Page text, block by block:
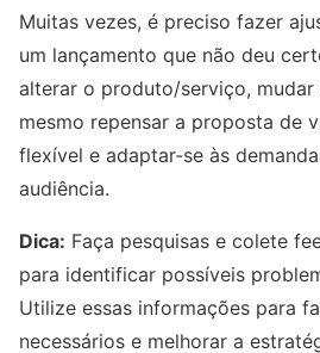
Muitas vezes, é preciso fazer
um lançamento que não deu
alterar o produto/serviço,
mesmo repensar a proposta de
flexível e adaptar-se às
audiência.
Dica: Faça pesquisas e colete
para identificar possíveis
Utilize essas informações para
necessários e melhorar a